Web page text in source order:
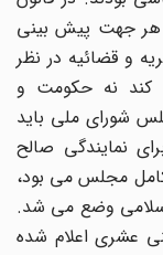
جهت پیش بینی
و قضائیه در نظر
نه حکومت و
شورای ملی باید
نمایندگی صالح
مجلس می بود،
وضع می شد.
اعلام شده